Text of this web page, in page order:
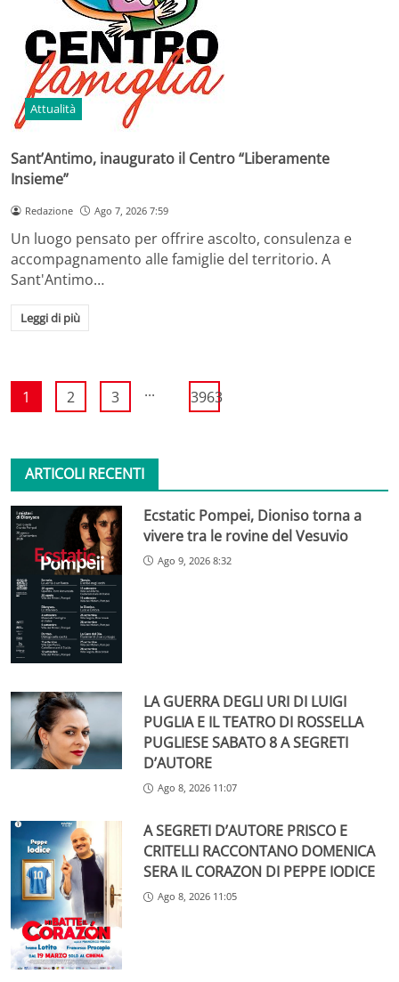
Attualità
Sant’Antimo, inaugurato il Centro “Liberamente
Insieme”
Redazione Ago 7, 2026 7:59
Un luogo pensato per offrire ascolto, consulenza e
accompagnamento alle famiglie del territorio. A
Sant'Antimo…
Leggi di più
1 2 3 ... 3963
ARTICOLI RECENTI
Ecstatic Pompei, Dioniso torna a
vivere tra le rovine del Vesuvio
Ago 9, 2026 8:32
LA GUERRA DEGLI URI DI LUIGI
PUGLIA E IL TEATRO DI ROSSELLA
PUGLIESE SABATO 8 A SEGRETI
D’AUTORE
Ago 8, 2026 11:07
A SEGRETI D’AUTORE PRISCO E
CRITELLI RACCONTANO DOMENICA
SERA IL CORAZON DI PEPPE IODICE
Ago 8, 2026 11:05